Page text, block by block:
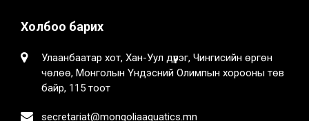
Холбоо барих
Улаанбаатар хот, Хан-Уул дүүрэг, Чингисийн өргөн
чөлөө, Монголын Үндэсний Олимпын хорооны төв
байр, 115 тоот
secretariat@mongoliaaquatics.mn